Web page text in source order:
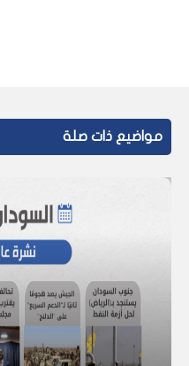
مواضيع ذات صلة